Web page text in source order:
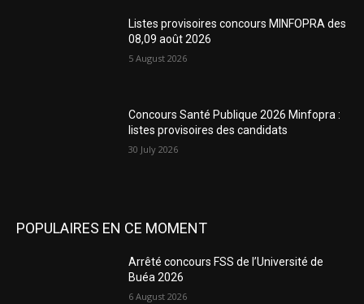
Listes provisoires concours MINFOPRA des
08,09 août 2026
5 August 2026
Concours Santé Publique 2026 Minfopra :
listes provisoires des candidats
30 July 2026
POPULAIRES EN CE MOMENT
Arrêté concours FSS de l’Université de
Buéa 2026
6 August 2026